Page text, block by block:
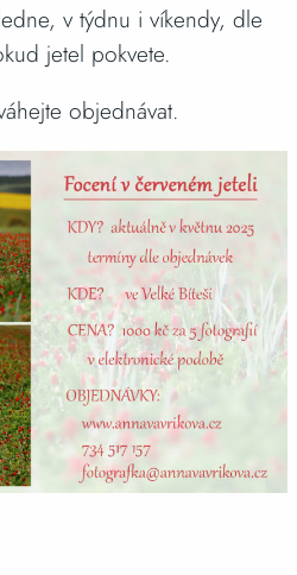
v týdnu i víkendy, dle
jetel pokvete.
objednávat.